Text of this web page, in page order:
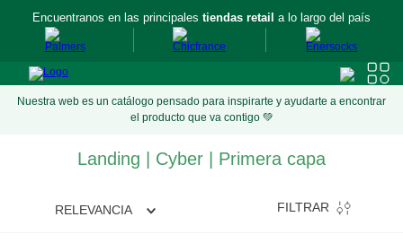
Encuentranos en las principales tiendas retail a lo largo del país
Nuestra web es un catálogo pensado para inspirarte y ayudarte a encontrar
el producto que va contigo 💚
Landing | Cyber | Primera capa
RELEVANCIA FILTRAR